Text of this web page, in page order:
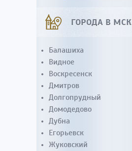
ГОРОДА В МСК
Балашиха
Видное
Воскресенск
Дмитров
Долгопрудный
Домодедово
Дубна
Егорьевск
Жуковский